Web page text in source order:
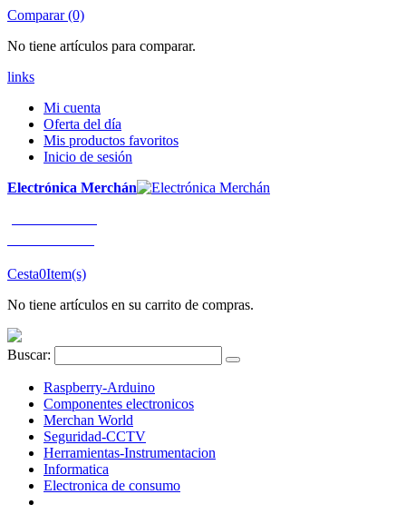
Comparar (0)
No tiene artículos para comparar.
links
Mi cuenta
Oferta del día
Mis productos favoritos
Inicio de sesión
Electrónica Merchán
Cesta0Item(s)
No tiene artículos en su carrito de compras.
Buscar:
Raspberry-Arduino
Componentes electronicos
Merchan World
Seguridad-CCTV
Herramientas-Instrumentacion
Informatica
Electronica de consumo